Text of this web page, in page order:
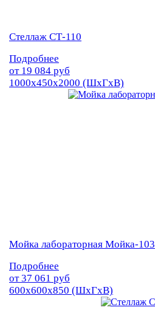
Стеллаж СТ-110
Подробнее
от 19 084 руб
1000х450х2000 (ШхГхВ)
Мойка лабораторная Мойка-103
Подробнее
от37 061 руб
600х600х850 (ШхГхВ)